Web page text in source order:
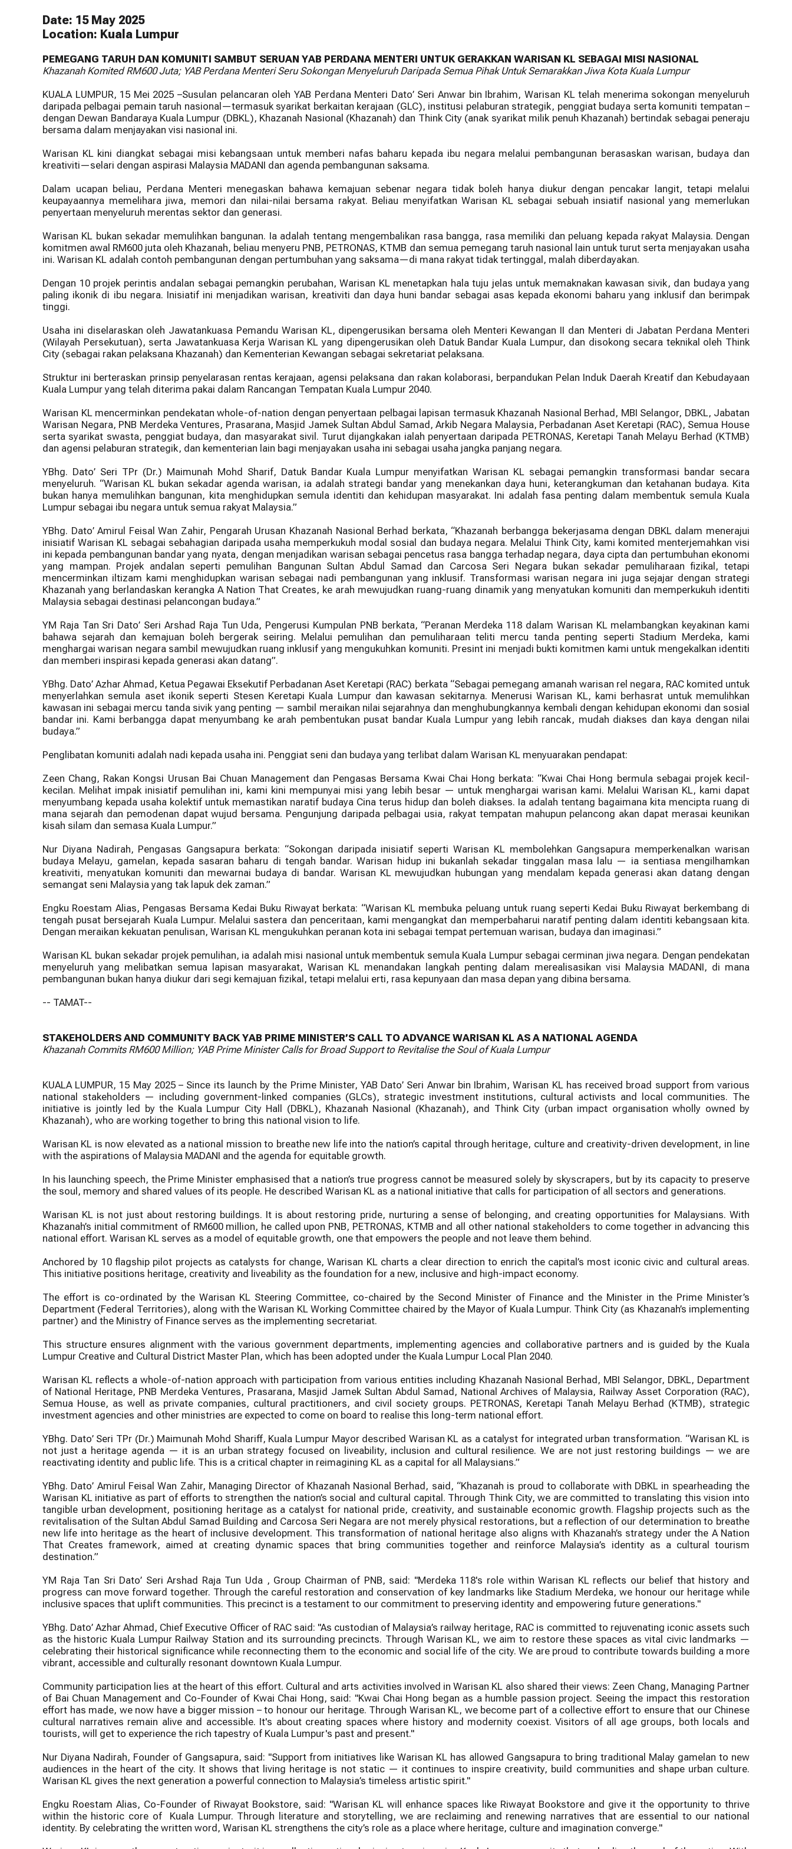
Date: 15 May 2025
Location: Kuala Lumpur
PEMEGANG TARUH DAN KOMUNITI SAMBUT SERUAN YAB PERDANA MENTERI UNTUK GERAKKAN WARISAN KL SEBAGAI MISI NASIONAL
Khazanah Komited RM600 Juta; YAB Perdana Menteri Seru Sokongan Menyeluruh Daripada Semua Pihak Untuk Semarakkan Jiwa Kota Kuala Lumpur
KUALA LUMPUR, 15 Mei 2025 –Susulan pelancaran oleh YAB Perdana Menteri Dato’ Seri Anwar bin Ibrahim, Warisan KL telah menerima sokongan menyeluruh
daripada pelbagai pemain taruh nasional—termasuk syarikat berkaitan kerajaan (GLC), institusi pelaburan strategik, penggiat budaya serta komuniti tempatan –
dengan Dewan Bandaraya Kuala Lumpur (DBKL), Khazanah Nasional (Khazanah) dan Think City (anak syarikat milik penuh Khazanah) bertindak sebagai peneraju
bersama dalam menjayakan visi nasional ini.
Warisan KL kini diangkat sebagai misi kebangsaan untuk memberi nafas baharu kepada ibu negara melalui pembangunan berasaskan warisan, budaya dan
kreativiti—selari dengan aspirasi Malaysia MADANI dan agenda pembangunan saksama.
Dalam ucapan beliau, Perdana Menteri menegaskan bahawa kemajuan sebenar negara tidak boleh hanya diukur dengan pencakar langit, tetapi melalui
keupayaannya memelihara jiwa, memori dan nilai-nilai bersama rakyat. Beliau menyifatkan Warisan KL sebagai sebuah insiatif nasional yang memerlukan
penyertaan menyeluruh merentas sektor dan generasi.
Warisan KL bukan sekadar memulihkan bangunan. Ia adalah tentang mengembalikan rasa bangga, rasa memiliki dan peluang kepada rakyat Malaysia. Dengan
komitmen awal RM600 juta oleh Khazanah, beliau menyeru PNB, PETRONAS, KTMB dan semua pemegang taruh nasional lain untuk turut serta menjayakan usaha
ini. Warisan KL adalah contoh pembangunan dengan pertumbuhan yang saksama—di mana rakyat tidak tertinggal, malah diberdayakan.
Dengan 10 projek perintis andalan sebagai pemangkin perubahan, Warisan KL menetapkan hala tuju jelas untuk memaknakan kawasan sivik, dan budaya yang
paling ikonik di ibu negara. Inisiatif ini menjadikan warisan, kreativiti dan daya huni bandar sebagai asas kepada ekonomi baharu yang inklusif dan berimpak
tinggi.
Usaha ini diselaraskan oleh Jawatankuasa Pemandu Warisan KL, dipengerusikan bersama oleh Menteri Kewangan II dan Menteri di Jabatan Perdana Menteri
(Wilayah Persekutuan), serta Jawatankuasa Kerja Warisan KL yang dipengerusikan oleh Datuk Bandar Kuala Lumpur, dan disokong secara teknikal oleh Think
City (sebagai rakan pelaksana Khazanah) dan Kementerian Kewangan sebagai sekretariat pelaksana.
Struktur ini berteraskan prinsip penyelarasan rentas kerajaan, agensi pelaksana dan rakan kolaborasi, berpandukan Pelan Induk Daerah Kreatif dan Kebudayaan
Kuala Lumpur yang telah diterima pakai dalam Rancangan Tempatan Kuala Lumpur 2040.
Warisan KL mencerminkan pendekatan whole-of-nation dengan penyertaan pelbagai lapisan termasuk Khazanah Nasional Berhad, MBI Selangor, DBKL, Jabatan
Warisan Negara, PNB Merdeka Ventures, Prasarana, Masjid Jamek Sultan Abdul Samad, Arkib Negara Malaysia, Perbadanan Aset Keretapi (RAC), Semua House
serta syarikat swasta, penggiat budaya, dan masyarakat sivil. Turut dijangkakan ialah penyertaan daripada PETRONAS, Keretapi Tanah Melayu Berhad (KTMB)
dan agensi pelaburan strategik, dan kementerian lain bagi menjayakan usaha ini sebagai usaha jangka panjang negara.
YBhg. Dato’ Seri TPr (Dr.) Maimunah Mohd Sharif, Datuk Bandar Kuala Lumpur menyifatkan Warisan KL sebagai pemangkin transformasi bandar secara
menyeluruh. “Warisan KL bukan sekadar agenda warisan, ia adalah strategi bandar yang menekankan daya huni, keterangkuman dan ketahanan budaya. Kita
bukan hanya memulihkan bangunan, kita menghidupkan semula identiti dan kehidupan masyarakat. Ini adalah fasa penting dalam membentuk semula Kuala
Lumpur sebagai ibu negara untuk semua rakyat Malaysia.”
YBhg. Dato’ Amirul Feisal Wan Zahir, Pengarah Urusan Khazanah Nasional Berhad berkata, “Khazanah berbangga bekerjasama dengan DBKL dalam menerajui
inisiatif Warisan KL sebagai sebahagian daripada usaha memperkukuh modal sosial dan budaya negara. Melalui Think City, kami komited menterjemahkan visi
ini kepada pembangunan bandar yang nyata, dengan menjadikan warisan sebagai pencetus rasa bangga terhadap negara, daya cipta dan pertumbuhan ekonomi
yang mampan. Projek andalan seperti pemulihan Bangunan Sultan Abdul Samad dan Carcosa Seri Negara bukan sekadar pemuliharaan fizikal, tetapi
mencerminkan iltizam kami menghidupkan warisan sebagai nadi pembangunan yang inklusif. Transformasi warisan negara ini juga sejajar dengan strategi
Khazanah yang berlandaskan kerangka A Nation That Creates, ke arah mewujudkan ruang-ruang dinamik yang menyatukan komuniti dan memperkukuh identiti
Malaysia sebagai destinasi pelancongan budaya.”
YM Raja Tan Sri Dato’ Seri Arshad Raja Tun Uda, Pengerusi Kumpulan PNB berkata, “Peranan Merdeka 118 dalam Warisan KL melambangkan keyakinan kami
bahawa sejarah dan kemajuan boleh bergerak seiring. Melalui pemulihan dan pemuliharaan teliti mercu tanda penting seperti Stadium Merdeka, kami
menghargai warisan negara sambil mewujudkan ruang inklusif yang mengukuhkan komuniti. Presint ini menjadi bukti komitmen kami untuk mengekalkan identiti
dan memberi inspirasi kepada generasi akan datang”.
YBhg. Dato’ Azhar Ahmad, Ketua Pegawai Eksekutif Perbadanan Aset Keretapi (RAC) berkata “Sebagai pemegang amanah warisan rel negara, RAC komited untuk
menyerlahkan semula aset ikonik seperti Stesen Keretapi Kuala Lumpur dan kawasan sekitarnya. Menerusi Warisan KL, kami berhasrat untuk memulihkan
kawasan ini sebagai mercu tanda sivik yang penting — sambil meraikan nilai sejarahnya dan menghubungkannya kembali dengan kehidupan ekonomi dan sosial
bandar ini. Kami berbangga dapat menyumbang ke arah pembentukan pusat bandar Kuala Lumpur yang lebih rancak, mudah diakses dan kaya dengan nilai
budaya.”
Penglibatan komuniti adalah nadi kepada usaha ini. Penggiat seni dan budaya yang terlibat dalam Warisan KL menyuarakan pendapat:
Zeen Chang, Rakan Kongsi Urusan Bai Chuan Management dan Pengasas Bersama Kwai Chai Hong berkata: “Kwai Chai Hong bermula sebagai projek kecil-
kecilan. Melihat impak inisiatif pemulihan ini, kami kini mempunyai misi yang lebih besar — untuk menghargai warisan kami. Melalui Warisan KL, kami dapat
menyumbang kepada usaha kolektif untuk memastikan naratif budaya Cina terus hidup dan boleh diakses. Ia adalah tentang bagaimana kita mencipta ruang di
mana sejarah dan pemodenan dapat wujud bersama. Pengunjung daripada pelbagai usia, rakyat tempatan mahupun pelancong akan dapat merasai keunikan
kisah silam dan semasa Kuala Lumpur.”
Nur Diyana Nadirah, Pengasas Gangsapura berkata: “Sokongan daripada inisiatif seperti Warisan KL membolehkan Gangsapura memperkenalkan warisan
budaya Melayu, gamelan, kepada sasaran baharu di tengah bandar. Warisan hidup ini bukanlah sekadar tinggalan masa lalu — ia sentiasa mengilhamkan
kreativiti, menyatukan komuniti dan mewarnai budaya di bandar. Warisan KL mewujudkan hubungan yang mendalam kepada generasi akan datang dengan
semangat seni Malaysia yang tak lapuk dek zaman.”
Engku Roestam Alias, Pengasas Bersama Kedai Buku Riwayat berkata: “Warisan KL membuka peluang untuk ruang seperti Kedai Buku Riwayat berkembang di
tengah pusat bersejarah Kuala Lumpur. Melalui sastera dan penceritaan, kami mengangkat dan memperbaharui naratif penting dalam identiti kebangsaan kita.
Dengan meraikan kekuatan penulisan, Warisan KL mengukuhkan peranan kota ini sebagai tempat pertemuan warisan, budaya dan imaginasi.”
Warisan KL bukan sekadar projek pemulihan, ia adalah misi nasional untuk membentuk semula Kuala Lumpur sebagai cerminan jiwa negara. Dengan pendekatan
menyeluruh yang melibatkan semua lapisan masyarakat, Warisan KL menandakan langkah penting dalam merealisasikan visi Malaysia MADANI, di mana
pembangunan bukan hanya diukur dari segi kemajuan fizikal, tetapi melalui erti, rasa kepunyaan dan masa depan yang dibina bersama.
-- TAMAT--
STAKEHOLDERS AND COMMUNITY BACK YAB PRIME MINISTER’S CALL TO ADVANCE WARISAN KL AS A NATIONAL AGENDA
Khazanah Commits RM600 Million; YAB Prime Minister Calls for Broad Support to Revitalise the Soul of Kuala Lumpur
KUALA LUMPUR, 15 May 2025 – Since its launch by the Prime Minister, YAB Dato’ Seri Anwar bin Ibrahim, Warisan KL has received broad support from various
national stakeholders — including government-linked companies (GLCs), strategic investment institutions, cultural activists and local communities. The
initiative is jointly led by the Kuala Lumpur City Hall (DBKL), Khazanah Nasional (Khazanah), and Think City (urban impact organisation wholly owned by
Khazanah), who are working together to bring this national vision to life.
Warisan KL is now elevated as a national mission to breathe new life into the nation’s capital through heritage, culture and creativity-driven development, in line
with the aspirations of Malaysia MADANI and the agenda for equitable growth.
In his launching speech, the Prime Minister emphasised that a nation’s true progress cannot be measured solely by skyscrapers, but by its capacity to preserve
the soul, memory and shared values of its people. He described Warisan KL as a national initiative that calls for participation of all sectors and generations.
Warisan KL is not just about restoring buildings. It is about restoring pride, nurturing a sense of belonging, and creating opportunities for Malaysians. With
Khazanah’s initial commitment of RM600 million, he called upon PNB, PETRONAS, KTMB and all other national stakeholders to come together in advancing this
national effort. Warisan KL serves as a model of equitable growth, one that empowers the people and not leave them behind.
Anchored by 10 flagship pilot projects as catalysts for change, Warisan KL charts a clear direction to enrich the capital’s most iconic civic and cultural areas.
This initiative positions heritage, creativity and liveability as the foundation for a new, inclusive and high-impact economy.
The effort is co-ordinated by the Warisan KL Steering Committee, co-chaired by the Second Minister of Finance and the Minister in the Prime Minister’s
Department (Federal Territories), along with the Warisan KL Working Committee chaired by the Mayor of Kuala Lumpur. Think City (as Khazanah’s implementing
partner) and the Ministry of Finance serves as the implementing secretariat.
This structure ensures alignment with the various government departments, implementing agencies and collaborative partners and is guided by the Kuala
Lumpur Creative and Cultural District Master Plan, which has been adopted under the Kuala Lumpur Local Plan 2040.
Warisan KL reflects a whole-of-nation approach with participation from various entities including Khazanah Nasional Berhad, MBI Selangor, DBKL, Department
of National Heritage, PNB Merdeka Ventures, Prasarana, Masjid Jamek Sultan Abdul Samad, National Archives of Malaysia, Railway Asset Corporation (RAC),
Semua House, as well as private companies, cultural practitioners, and civil society groups. PETRONAS, Keretapi Tanah Melayu Berhad (KTMB), strategic
investment agencies and other ministries are expected to come on board to realise this long-term national effort.
YBhg. Dato’ Seri TPr (Dr.) Maimunah Mohd Shariff, Kuala Lumpur Mayor described Warisan KL as a catalyst for integrated urban transformation. “Warisan KL is
not just a heritage agenda — it is an urban strategy focused on liveability, inclusion and cultural resilience. We are not just restoring buildings — we are
reactivating identity and public life. This is a critical chapter in reimagining KL as a capital for all Malaysians.”
YBhg. Dato’ Amirul Feisal Wan Zahir, Managing Director of Khazanah Nasional Berhad, said, “Khazanah is proud to collaborate with DBKL in spearheading the
Warisan KL initiative as part of efforts to strengthen the nation’s social and cultural capital. Through Think City, we are committed to translating this vision into
tangible urban development, positioning heritage as a catalyst for national pride, creativity, and sustainable economic growth. Flagship projects such as the
revitalisation of the Sultan Abdul Samad Building and Carcosa Seri Negara are not merely physical restorations, but a reflection of our determination to breathe
new life into heritage as the heart of inclusive development. This transformation of national heritage also aligns with Khazanah’s strategy under the A Nation
That Creates framework, aimed at creating dynamic spaces that bring communities together and reinforce Malaysia’s identity as a cultural tourism
destination.”
YM Raja Tan Sri Dato’ Seri Arshad Raja Tun Uda , Group Chairman of PNB, said: "Merdeka 118's role within Warisan KL reflects our belief that history and
progress can move forward together. Through the careful restoration and conservation of key landmarks like Stadium Merdeka, we honour our heritage while
inclusive spaces that uplift communities. This precinct is a testament to our commitment to preserving identity and empowering future generations."
YBhg. Dato’ Azhar Ahmad, Chief Executive Officer of RAC said: "As custodian of Malaysia’s railway heritage, RAC is committed to rejuvenating iconic assets such
as the historic Kuala Lumpur Railway Station and its surrounding precincts. Through Warisan KL, we aim to restore these spaces as vital civic landmarks —
celebrating their historical significance while reconnecting them to the economic and social life of the city. We are proud to contribute towards building a more
vibrant, accessible and culturally resonant downtown Kuala Lumpur.
Community participation lies at the heart of this effort. Cultural and arts activities involved in Warisan KL also shared their views: Zeen Chang, Managing Partner
of Bai Chuan Management and Co-Founder of Kwai Chai Hong, said: "Kwai Chai Hong began as a humble passion project. Seeing the impact this restoration
effort has made, we now have a bigger mission – to honour our heritage. Through Warisan KL, we become part of a collective effort to ensure that our Chinese
cultural narratives remain alive and accessible. It's about creating spaces where history and modernity coexist. Visitors of all age groups, both locals and
tourists, will get to experience the rich tapestry of Kuala Lumpur's past and present."
Nur Diyana Nadirah, Founder of Gangsapura, said: "Support from initiatives like Warisan KL has allowed Gangsapura to bring traditional Malay gamelan to new
audiences in the heart of the city. It shows that living heritage is not static — it continues to inspire creativity, build communities and shape urban culture.
Warisan KL gives the next generation a powerful connection to Malaysia’s timeless artistic spirit."
Engku Roestam Alias, Co-Founder of Riwayat Bookstore, said: "Warisan KL will enhance spaces like Riwayat Bookstore and give it the opportunity to thrive
within the historic core of Kuala Lumpur. Through literature and storytelling, we are reclaiming and renewing narratives that are essential to our national
identity. By celebrating the written word, Warisan KL strengthens the city’s role as a place where heritage, culture and imagination converge."